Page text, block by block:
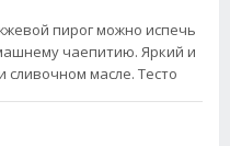
пирог можно испечь
чаепитию. Яркий и
сливочном масле. Тесто